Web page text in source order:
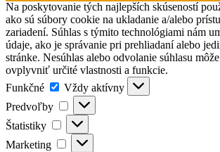
Na poskytovanie tých najlepších skúseností
ako sú súbory cookie na ukladanie a/alebo
zariadení. Súhlas s týmito technológiami nám
údaje, ako je správanie pri prehliadaní alebo
stránke. Nesúhlas alebo odvolanie súhlasu
ovplyvniť určité vlastnosti a funkcie.
Funkčné
Funkčné
Vždy aktívny
Predvoľby
Predvoľby
Štatistiky Štatistiky
Marketing Marketing